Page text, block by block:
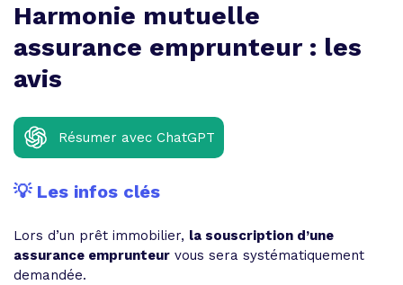
Harmonie mutuelle
assurance emprunteur : les
avis
Résumer avec ChatGPT
💡 Les infos clés
Lors d’un prêt immobilier, la souscription d’une
assurance emprunteur vous sera systématiquement
demandée.